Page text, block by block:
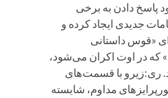
پاسخ دادن به برخی
جدیدی ایجاد کرده و
«قوس داستانی
که در اوت اکران می‌شود،
ری:زیرو با قسمت‌های
مداوم، شایسته